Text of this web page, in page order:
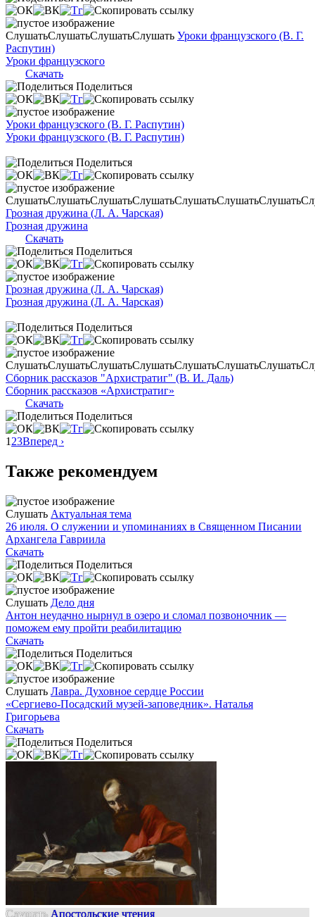
СлушатьСлушатьСлушатьСлушать Уроки французского (В. Г.
Распутин)
Уроки французского
Скачать
Поделиться
Уроки французского (В. Г. Распутин)
Уроки французского (В. Г. Распутин)
Поделиться
СлушатьСлушатьСлушатьСлушатьСлушатьСлушатьСлушать
Грозная дружина (Л. А. Чарская)
Грозная дружина
Скачать
Поделиться
Грозная дружина (Л. А. Чарская)
Грозная дружина (Л. А. Чарская)
Поделиться
СлушатьСлушатьСлушатьСлушатьСлушатьСлушатьСлушать
Сборник рассказов "Архистратиг" (В. И. Даль)
Сборник рассказов «Архистратиг»
Скачать
Поделиться
1 23Вперед ›
Также рекомендуем
Слушать Актуальная тема
26 июля. О служении и упоминаниях в Священном Писании
Архангела Гавриила
Скачать
Поделиться
Слушать Дело дня
Антон неудачно нырнул в озеро и сломал позвоночник —
поможем ему пройти реабилитацию
Скачать
Поделиться
Слушать Лавра. Духовное сердце России
«Сергиево-Посадский музей-заповедник». Наталья
Григорьева
Скачать
Поделиться
Слушать Апостольские чтения